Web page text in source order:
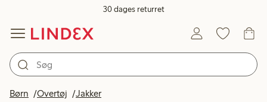
30 dages returret
Børn Overtøj Jakker